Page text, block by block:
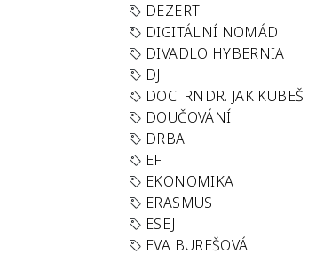
DEZERT
DIGITÁLNÍ NOMÁD
DIVADLO HYBERNIA
DJ
DOC. RNDR. JAK KUBEŠ
DOUČOVÁNÍ
DRBA
EF
EKONOMIKA
ERASMUS
ESEJ
EVA BUREŠOVÁ